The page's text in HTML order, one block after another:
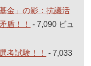
金」の影：抗議活
盾！！
- 7,090 ビュ
考試験！！
- 7,033